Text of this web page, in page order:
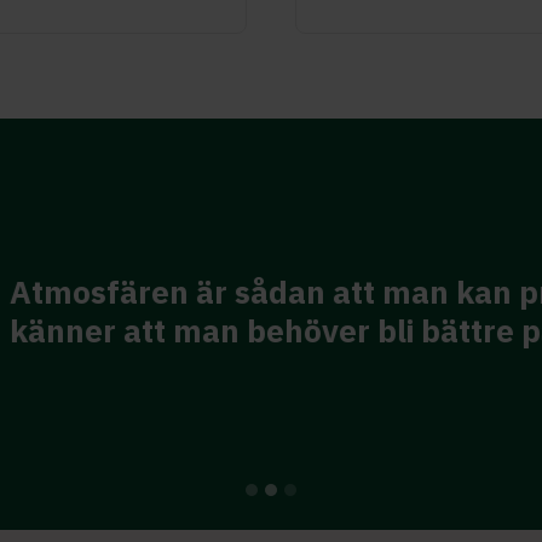
sådan att man kan prata om det
behöver bli bättre på